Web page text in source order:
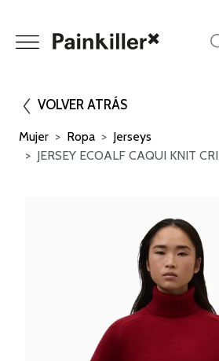
VOLVER ATRÁS
Mujer Ropa
Jerseys
JERSEY ECOALF CAQUI KNIT